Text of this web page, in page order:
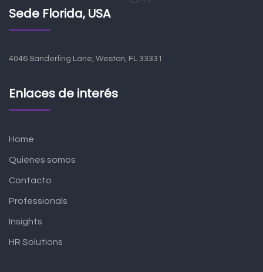
Sede Florida, USA
4046 Sanderling Lane, Weston, FL 33331
Enlaces de interés
Home
Quiénes somos
Contacto
Professionals
Insights
HR Solutions